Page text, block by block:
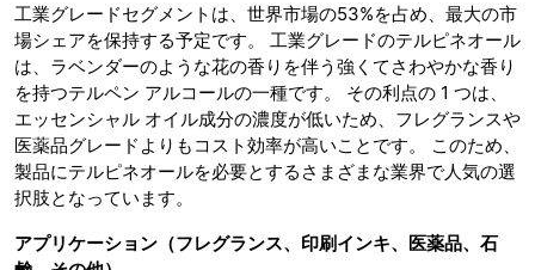
工業グレードセグメントは、世界市場の53%を占め、最大の市
場シェアを保持する予定です。 工業グレードのテルピネオール
は、ラベンダーのような花の香りを伴う強くてさわやかな香り
を持つテルペン アルコールの一種です。 その利点の 1 つは、
エッセンシャル オイル成分の濃度が低いため、フレグランスや
医薬品グレードよりもコスト効率が高いことです。 このため、
製品にテルピネオールを必要とするさまざまな業界で人気の選
択肢となっています。
アプリケーション（フレグランス、印刷インキ、医薬品、石